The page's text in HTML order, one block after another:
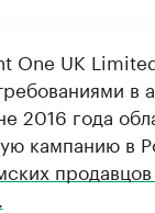
One UK
в
2016 года
кампанию в